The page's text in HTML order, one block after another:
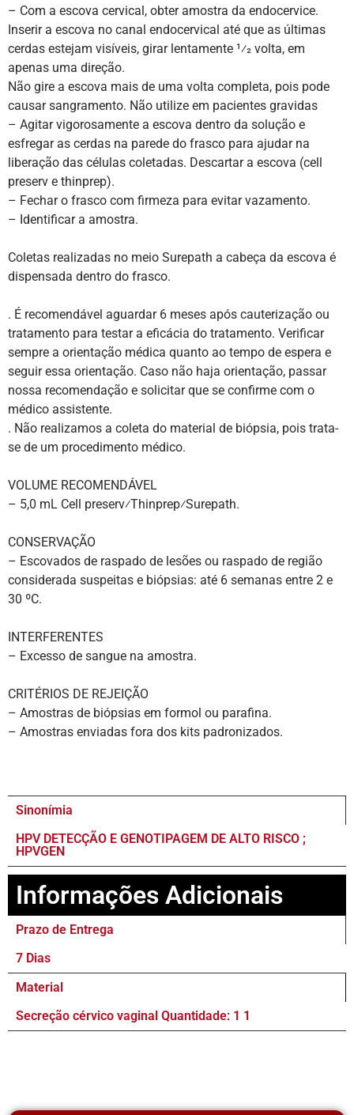
– Com a escova cervical, obter amostra da endocervice.
Inserir a escova no canal endocervical até que as últimas
cerdas estejam visíveis, girar lentamente 1⁄2 volta, em
apenas uma direção.
Não gire a escova mais de uma volta completa, pois pode
causar sangramento. Não utilize em pacientes gravidas
– Agitar vigorosamente a escova dentro da solução e
esfregar as cerdas na parede do frasco para ajudar na
liberação das células coletadas. Descartar a escova (cell
preserv e thinprep).
– Fechar o frasco com firmeza para evitar vazamento.
– Identificar a amostra.
Coletas realizadas no meio Surepath a cabeça da escova é
dispensada dentro do frasco.
. É recomendável aguardar 6 meses após cauterização ou
tratamento para testar a eficácia do tratamento. Verificar
sempre a orientação médica quanto ao tempo de espera e
seguir essa orientação. Caso não haja orientação, passar
nossa recomendação e solicitar que se confirme com o
médico assistente.
. Não realizamos a coleta do material de biópsia, pois trata-
se de um procedimento médico.
VOLUME RECOMENDÁVEL
– 5,0 mL Cell preserv⁄Thinprep⁄Surepath.
CONSERVAÇÃO
– Escovados de raspado de lesões ou raspado de região
considerada suspeitas e biópsias: até 6 semanas entre 2 e
30 ºC.
INTERFERENTES
– Excesso de sangue na amostra.
CRITÉRIOS DE REJEIÇÃO
– Amostras de biópsias em formol ou parafina.
– Amostras enviadas fora dos kits padronizados.
Sinonímia
HPV DETECÇÃO E GENOTIPAGEM DE ALTO RISCO ;
HPVGEN
Informações Adicionais
Prazo de Entrega
7 Dias
Material
Secreção cérvico vaginal Quantidade: 1 1